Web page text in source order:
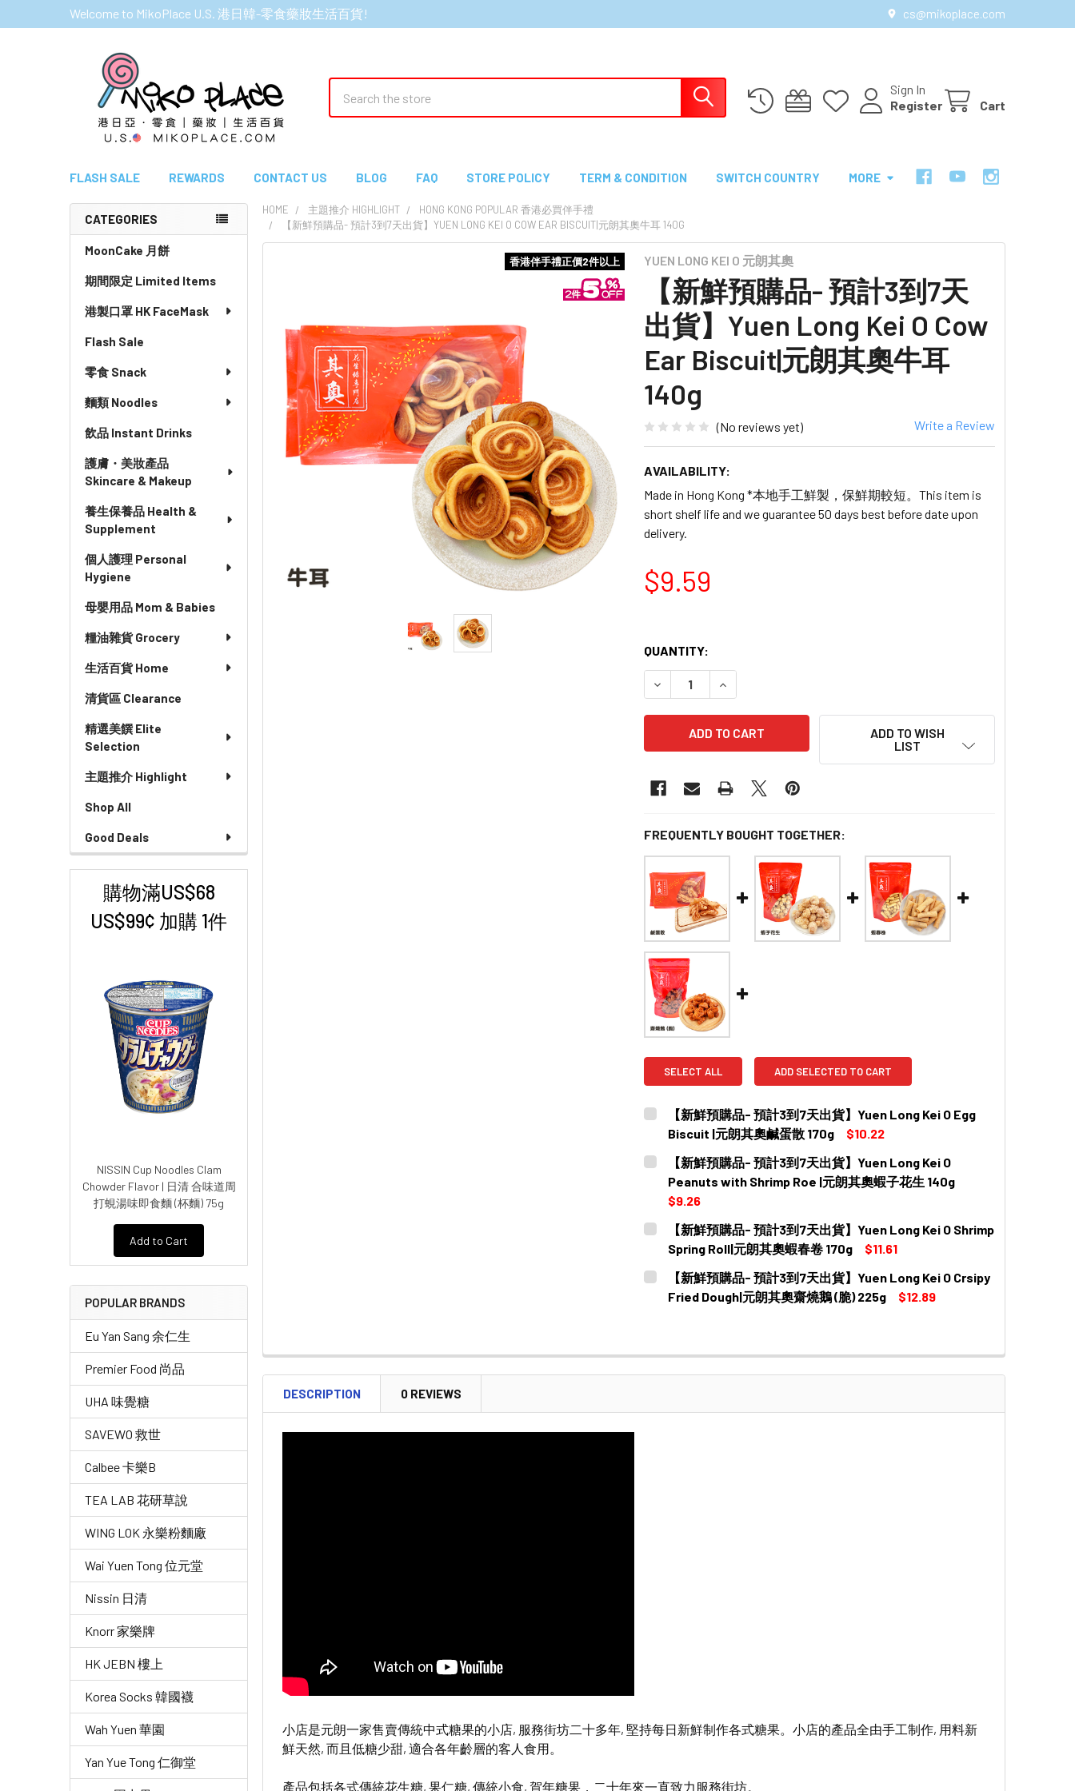
Welcome to MikoPlace U.S. 港日韓-零食藥妝生活百貨! cs@mikoplace.com
Sign In
Register
Cart
FLASH SALE REWARDS CONTACT US BLOG FAQ STORE POLICY TERM & CONDITION SWITCH COUNTRY MORE
Sidebar
CATEGORIES
MoonCake 月餅
期間限定 Limited Items
港製口罩 HK FaceMask
Flash Sale
零食 Snack
麵類 Noodles
飲品 Instant Drinks
護膚・美妝產品
Skincare & Makeup
養生保養品 Health &
Supplement
個人護理 Personal
Hygiene
母嬰用品 Mom & Babies
糧油雜貨 Grocery
生活百貨 Home
清貨區 Clearance
精選美饌 Elite
Selection
主題推介 Highlight
Shop All
Good Deals
購物滿US$68
US$99¢ 加購 1件
NISSIN Cup Noodles Clam
Chowder Flavor | 日清 合味道周
打蜆湯味即食麵 (杯麵) 75g
Add to Cart
POPULAR BRANDS
Eu Yan Sang 余仁生
Premier Food 尚品
UHA 味覺糖
SAVEWO 救世
Calbee 卡樂B
TEA LAB 花研草說
WING LOK 永樂粉麵廠
Wai Yuen Tong 位元堂
Nissin 日清
Knorr 家樂牌
HK JEBN 樓上
Korea Socks 韓國襪
Wah Yuen 華園
Yan Yue Tong 仁御堂
HOME 主題推介 HIGHLIGHT
HONG KONG POPULAR 香港必買伴手禮
【新鮮預購品- 預計3到7天出貨】YUEN LONG KEI O COW EAR BISCUIT|元朗其奧牛耳 140G
YUEN LONG KEI O 元朗其奧
【新鮮預購品- 預計3到7天
出貨】Yuen Long Kei O Cow
Ear Biscuit|元朗其奧牛耳
140g
(No reviews yet) Write a Review
AVAILABILITY:
Made in Hong Kong *本地手工鮮製，保鮮期較短。This item is
short shelf life and we guarantee 50 days best before date upon
delivery.
香港伴手禮正價2件以上
$9.59
QUANTITY:
DECREASE QUANTITY OF 【新鮮預購品- 預計3到7天出貨】YUEN LONG KEI
INCREASE QUANTITY OF 【新鮮預購品- 預計3到7天出貨】
ADD TO WISH
LIST
FREQUENTLY BOUGHT TOGETHER:
SELECT ALL ADD SELECTED TO CART
【新鮮預購品- 預計3到7天出貨】Yuen Long Kei O Egg
Biscuit |元朗其奧鹹蛋散 170g
$10.22
CURRENT
STOCK:
QUANTITY:
DECREASE QUANTITY OF 【新鮮預購品- 預計3到7天出貨】YUEN LONG KEI
INCREASE QUANTITY OF 【新鮮預購品- 預計3到7天出貨】
【新鮮預購品- 預計3到7天出貨】Yuen Long Kei O
Peanuts with Shrimp Roe |元朗其奧蝦子花生 140g
$9.26
CURRENT
STOCK:
QUANTITY:
DECREASE QUANTITY OF 【新鮮預購品- 預計3到7天出貨】YUEN LONG
INCREASE QUANTITY OF 【新鮮預購品- 預計3到7天出貨】
【新鮮預購品- 預計3到7天出貨】Yuen Long Kei O Shrimp
Spring Roll|元朗其奧蝦春卷 170g
$11.61
CURRENT
STOCK:
QUANTITY:
DECREASE QUANTITY OF 【新鮮預購品- 預計3到7天出貨】YUEN LONG KEI
INCREASE QUANTITY OF 【新鮮預購品- 預計3到7天出貨】
【新鮮預購品- 預計3到7天出貨】Yuen Long Kei O Crsipy
Fried Dough|元朗其奧齋燒鵝 (脆) 225g
$12.89
DESCRIPTION 0 REVIEWS
小店是元朗一家售賣傳統中式糖果的小店, 服務街坊二十多年, 堅持每日新鮮制作各式糖果。小店的產品全由手工制作, 用料新
鮮天然, 而且低糖少甜, 適合各年齡層的客人食用。
產品包括各式傳統花生糖, 果仁糖, 傳統小食, 賀年糖果，二十年來一直致力服務街坊。